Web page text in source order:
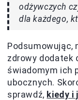
odżywczych
dla każdego,
Podsumowując,
zdrowy dodatek
świadomym ich
ubocznych.
sprawdź, kiedy i